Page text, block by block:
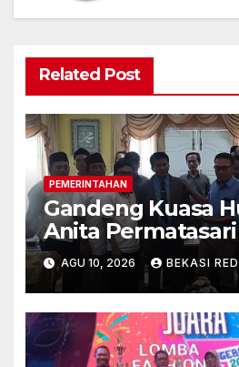
Related Post
PEMERINTAHAN
Gandeng Kuasa
Anita Permatasari
Pilkades Kalijaya
Kecurangan
AGU 10, 2026 BEKASI